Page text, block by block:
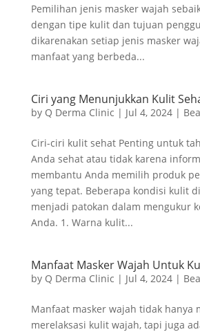
Pemilihan jenis masker wajah
dengan tipe kulit dan tujuan
dikarenakan setiap jenis masker
manfaat yang berbeda...
Ciri yang Menunjukkan Kulit
by Q Derma Clinic | Jul 4, 2024|
Ciri-ciri kulit sehat Penting untuk
Anda sehat atau tidak karena
membantu Anda memilih produk
yang tepat. Beberapa kondisi kulit
menjadi patokan dalam mengukur
Anda. 1. Warna kulit...
Manfaat Masker Wajah Untuk
by Q Derma Clinic | Jul 4, 2024|
Manfaat masker wajah tidak hanya
merelaksasi kulit wajah, tapi juga